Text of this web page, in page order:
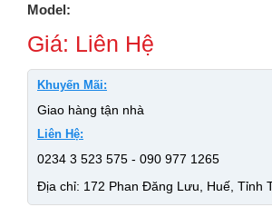
Model:
Giá: Liên Hệ
Khuyến Mãi:
Giao hàng tận nhà
Liên Hệ:
0234 3 523 575 - 090 977 1265
Địa chỉ: 172 Phan Đăng Lưu, Huế, Tỉnh